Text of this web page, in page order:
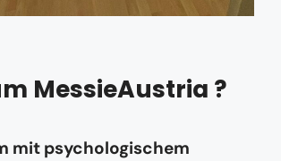
MessieAustria ?
mit psychologischem